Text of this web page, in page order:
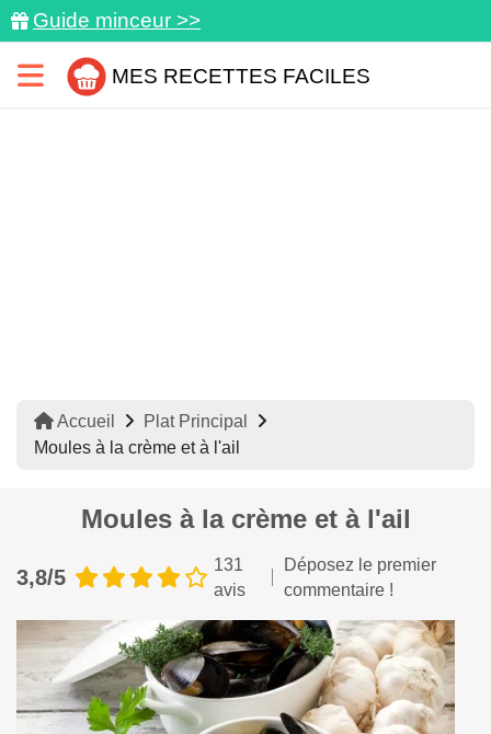
Guide minceur >>
MES RECETTES FACILES
Accueil
Plat Principal
Moules à la crème et à l'ail
Moules à la crème et à l'ail
3,8/5
131
avis
Déposez le premier
commentaire !